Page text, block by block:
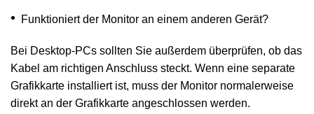
Funktioniert der Monitor an einem anderen Gerät?
Bei Desktop-PCs sollten Sie außerdem überprüfen, ob das
Kabel am richtigen Anschluss steckt. Wenn eine separate
Grafikkarte installiert ist, muss der Monitor normalerweise
direkt an der Grafikkarte angeschlossen werden.